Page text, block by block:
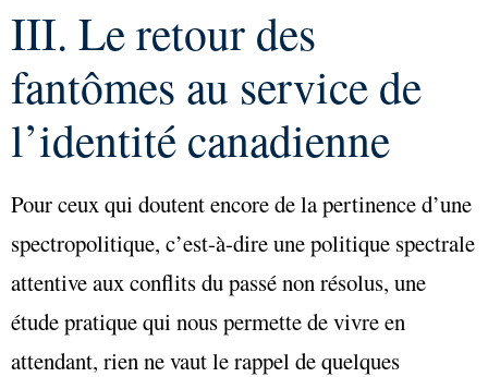
III. Le retour des
fantômes au service de
l’identité canadienne
Pour ceux qui doutent encore de la pertinence d’une
spectropolitique, c’est-à-dire une politique spectrale
attentive aux conflits du passé non résolus, une
étude pratique qui nous permette de vivre en
attendant, rien ne vaut le rappel de quelques